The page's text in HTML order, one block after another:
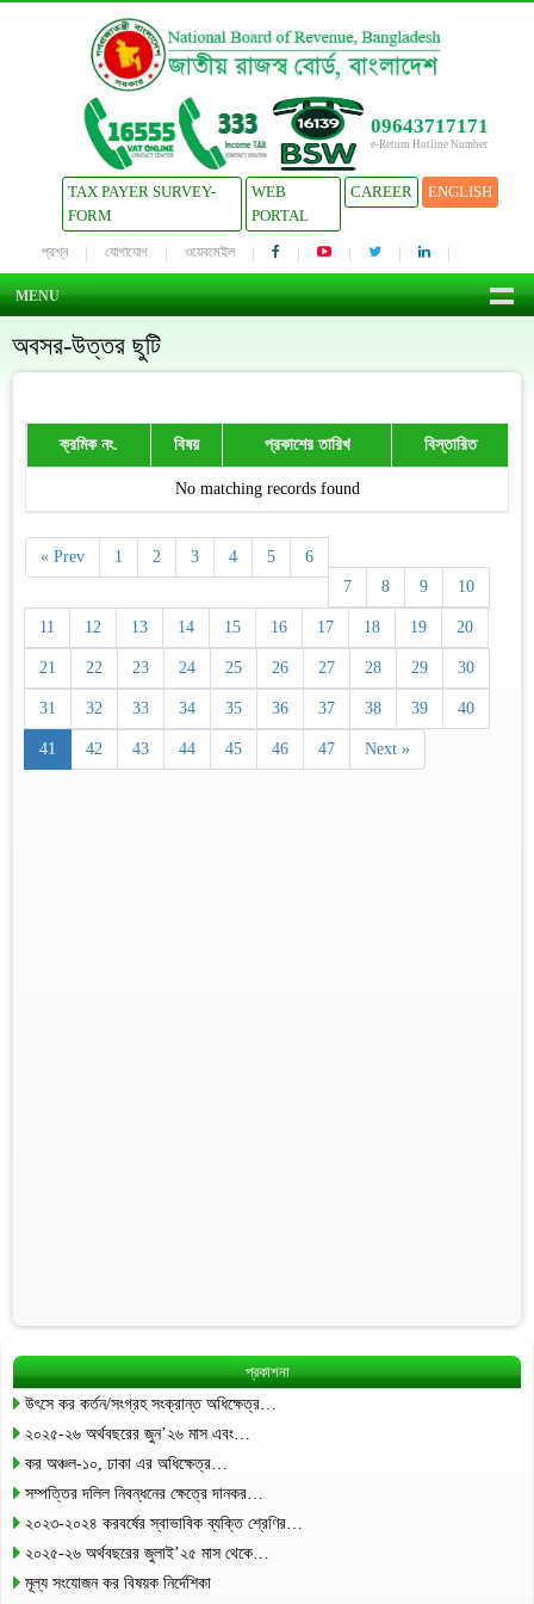
09643717171
e-Return Hotline Number
TAX PAYER SURVEY-
FORM
WEB
PORTAL
CAREER ENGLISH
প্রশ্ন যোগাযোগ ওয়েবমেইল
MENU
অবসর-উত্তর ছুটি
ক্রমিক নং. বিষয় প্রকাশের তারিখ বিস্তারিত
No matching records found
« Prev 1 2 3 4 5
6
7
8 9 10
11 12 13 14 15 16 17 18 19 20
21 22 23 24 25 26 27 28 29 30
31 32 33 34 35 36 37 38 39 40
41 42 43 44 45 46 47 Next »
প্রকাশনা
উৎসে কর কর্তন/সংগ্রহ সংক্রান্ত অধিক্ষেত্র…
২০২৫-২৬ অর্থবছরের জুন’২৬ মাস এবং…
কর অঞ্চল-১০, ঢাকা এর অধিক্ষেত্র…
সম্পত্তির দলিল নিবন্ধনের ক্ষেত্রে দানকর…
২০২৩-২০২৪ করবর্ষের স্বাভাবিক ব্যক্তি শ্রেণির…
২০২৫-২৬ অর্থবছরের জুলাই’২৫ মাস থেকে…
মূল্য সংযোজন কর বিষয়ক নির্দেশিকা